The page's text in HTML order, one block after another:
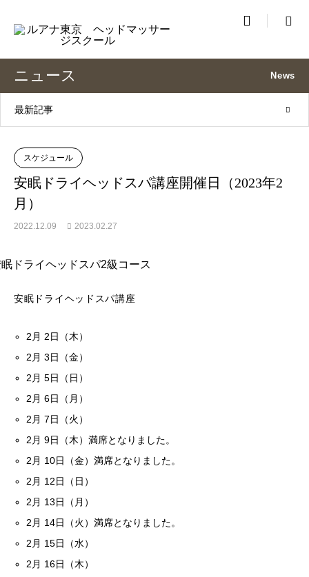

ニュース News
最新記事
スケジュール
安眠ドライヘッドスパ講座開催日（2023年2
月）
2022.12.09 2023.02.27
安眠ドライヘッドスパ講座
2月 2日（木）
2月 3日（金）
2月 5日（日）
2月 6日（月）
2月 7日（火）
2月 9日（木）満席となりました。
2月 10日（金）満席となりました。
2月 12日（日）
2月 13日（月）
2月 14日（火）満席となりました。
2月 15日（水）
2月 16日（木）